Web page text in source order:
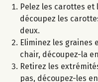
Pelez les carottes
découpez les
deux.
Eliminez les graines
chair, découpez-la
Retirez les
pas, découpez-les